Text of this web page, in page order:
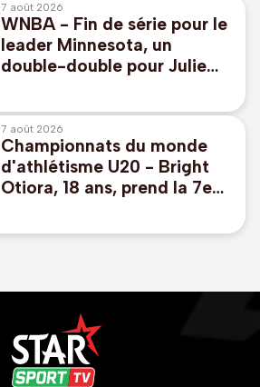
7 août 2026
WNBA - Fin de série pour le
leader Minnesota, un
double-double pour Julie
7 août 2026
Championnats du monde
d'athlétisme U20 - Bright
Otiora, 18 ans, prend la 7e
Eugene